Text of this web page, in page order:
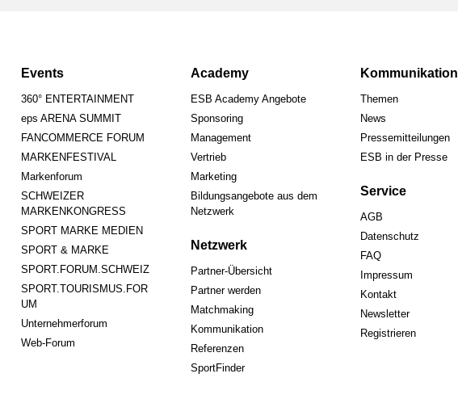
Events
360° ENTERTAINMENT
eps ARENA SUMMIT
FANCOMMERCE FORUM
MARKENFESTIVAL
Markenforum
SCHWEIZER
MARKENKONGRESS
SPORT MARKE MEDIEN
SPORT & MARKE
SPORT.FORUM.SCHWEIZ
SPORT.TOURISMUS.FOR
UM
Unternehmerforum
Web-Forum
Academy
ESB Academy Angebote
Sponsoring
Management
Vertrieb
Marketing
Bildungsangebote aus dem
Netzwerk
Netzwerk
Partner-Übersicht
Partner werden
Matchmaking
Kommunikation
Referenzen
SportFinder
Kommunikation
Themen
News
Pressemitteilungen
ESB in der Presse
Service
AGB
Datenschutz
FAQ
Impressum
Kontakt
Newsletter
Registrieren